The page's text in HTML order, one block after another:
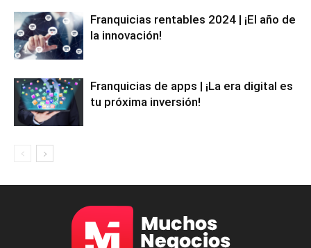
Franquicias rentables 2024 | ¡El año de
la innovación!
Franquicias de apps | ¡La era digital es
tu próxima inversión!